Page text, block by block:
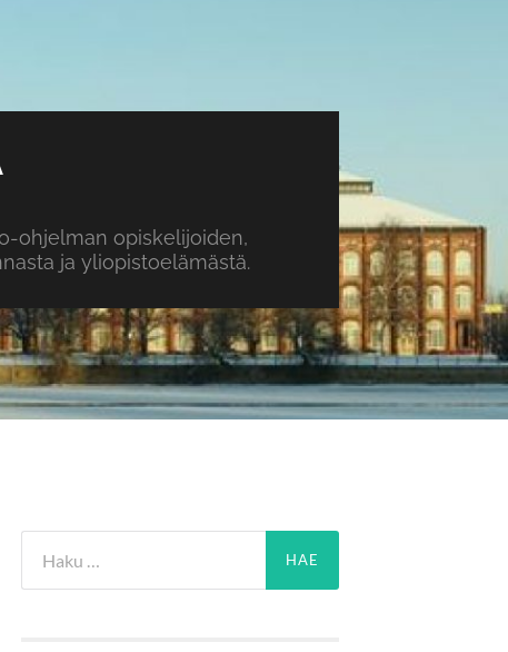
ohjelman opiskelijoiden,
ja yliopistoelämästä.